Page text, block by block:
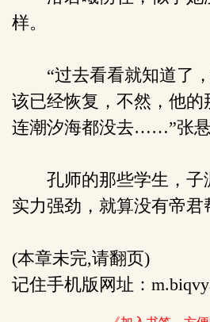
样。
“过去看看就知道了，
该已经恢复，不然，他
连潮汐海都没去……”张悬
孔师的那些学生，子
实力强劲，就算没有帝君
(本章未完,请翻页)
记住手机版网址：